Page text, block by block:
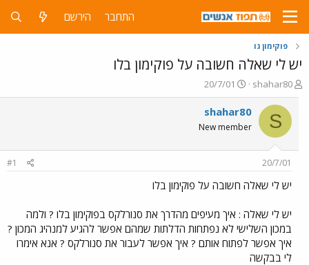
התחבר הירשם
פוקימון גו
יש לי שאלה חשובה על פוקימון בלו
פ
ו
ת
ח
ה
ש
א
shahar80
פ
ו
ר
ם
ר
20/7/01
S
shahar80
New member
20/7/01
#1
יש לי שאלה חשובה על פוקימון בלו
יש לי שאלה : איך מעיפים מהדרך את סנורלקס בפוקימון בלו ? ולמה
במכון השלישי לא נפתחות הדלתות שמהם אפשר להגיע למנהיג המכון ?
איך אפשר לפתוח אותם ? איך אפשר לעבור את סנורלקס ? אנא אימרו
לי בבקשה